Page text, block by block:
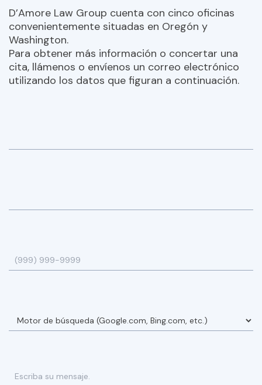
D’Amore Law Group cuenta con cinco oficinas
convenientemente situadas en Oregón y
Washington.
Para obtener más información o concertar una
cita, llámenos o envíenos un correo electrónico
utilizando los datos que figuran a continuación.